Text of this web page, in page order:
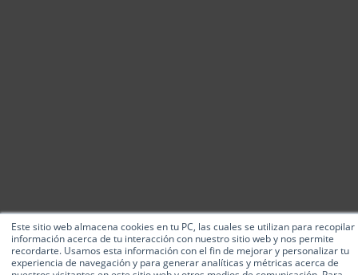
Este sitio web almacena cookies en tu PC, las cuales se utilizan para recopilar
información acerca de tu interacción con nuestro sitio web y nos permite
recordarte. Usamos esta información con el fin de mejorar y personalizar tu
experiencia de navegación y para generar analíticas y métricas acerca de